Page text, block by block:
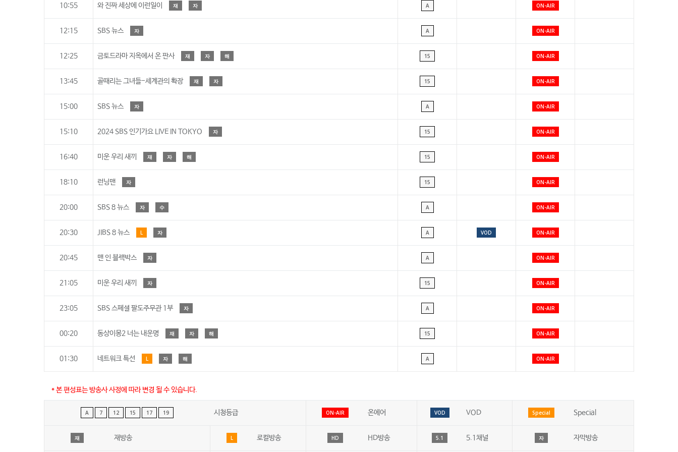
10:55 와 진짜 세상에 이런일이 재 자 A ON-AIR
12:15 SBS 뉴스 자 A ON-AIR
12:25 금토드라마 지옥에서 온 판사 재 자 해 15 ON-AIR
13:45 골때리는 그녀들-세계관의 확장 재 자 15 ON-AIR
15:00 SBS 뉴스 자 A ON-AIR
15:10 2024 SBS 인기가요 LIVE IN TOKYO 자 15 ON-AIR
16:40 미운 우리 새끼 재 자 해 15 ON-AIR
18:10 런닝맨 자 15 ON-AIR
20:00 SBS 8 뉴스 자 수 A ON-AIR
20:30 JIBS 8 뉴스 L 자 A VOD ON-AIR
20:45 맨 인 블랙박스 자 A ON-AIR
21:05 미운 우리 새끼 자 15 ON-AIR
23:05 SBS 스페셜 팔도주무관 1부 자 A ON-AIR
00:20 동상이몽2 너는 내운명 재 자 해 15 ON-AIR
01:30 네트워크 특선 L 자 해 A ON-AIR
* 본 편성표는 방송사 사정에 따라 변경 될 수 있습니다.
A 7 12 15 17 19 시청등급 ON-AIR 온에어 VOD VOD Special Special
재 재방송 L 로컬방송 HD HD방송 5.1 5.1채널 자 자막방송